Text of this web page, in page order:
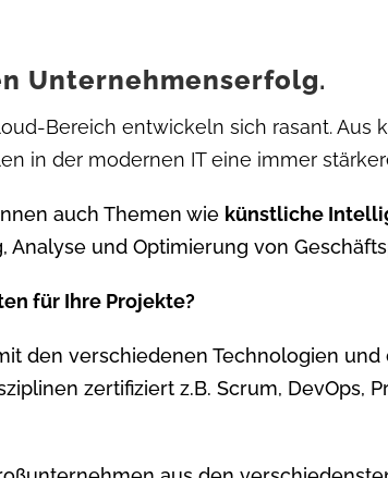
Unternehmenserfolg.
Bereich entwickeln sich rasant.
in der modernen IT eine immer
auch Themen wie künstliche
und Optimierung von
für Ihre Projekte?
den verschiedenen Technologien
zertifiziert z.B. Scrum, DevOps,